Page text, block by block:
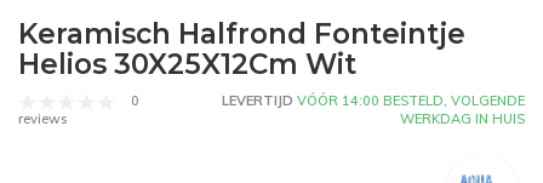
Keramisch Halfrond Fonteintje
Helios 30X25X12Cm Wit
0
reviews
LEVERTIJD VÓÓR 14:00 BESTELD, VOLGENDE
WERKDAG IN HUIS